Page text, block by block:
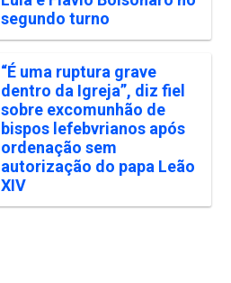
segundo turno
“É uma ruptura grave
dentro da Igreja”, diz fiel
sobre excomunhão de
bispos lefebvrianos após
ordenação sem
autorização do papa Leão
XIV